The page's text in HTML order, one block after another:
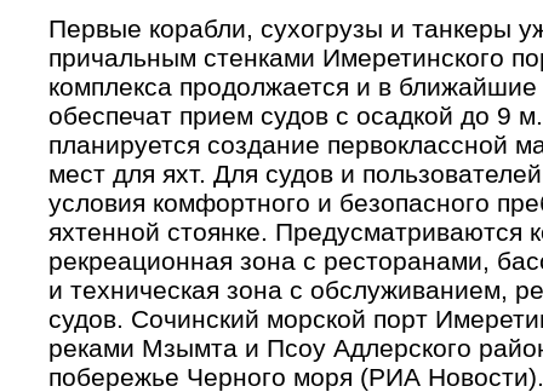
Первые корабли, сухогрузы и танкеры
причальным стенками Имеретинского
комплекса продолжается и в
обеспечат прием судов с осадкой до 9
планируется создание первоклассной
мест для яхт. Для судов и
условия комфортного и безопасного
яхтенной стоянке. Предусматриваются
рекреационная зона с ресторанами,
и техническая зона с обслуживанием,
судов. Сочинский морской порт
реками Мзымта и Псоу Адлерского
побережье Черного моря (РИА Новости).